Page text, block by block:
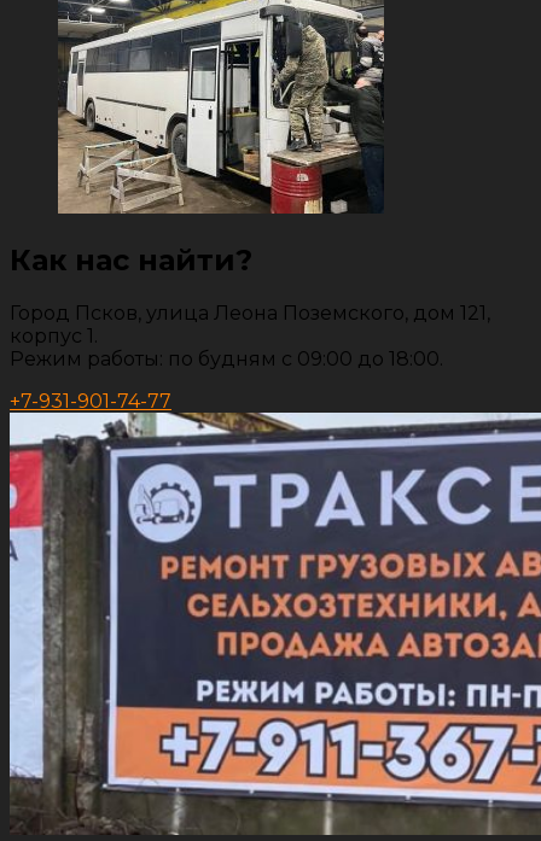
Как нас найти?
Город Псков, улица Леона Поземского, дом 121,
корпус 1.
Режим работы: по будням с 09:00 до 18:00.
+7-931-901-74-77